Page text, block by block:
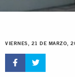
VIERNES, 21 DE MARZO,